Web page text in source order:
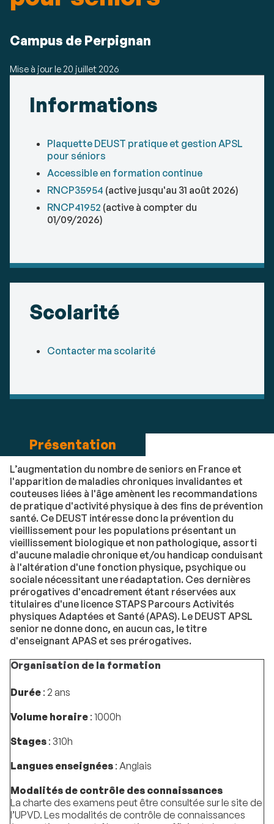
Résumé
Campus de Perpignan
Mise à jour le 20 juillet 2026
Détails
Informations
Plaquette DEUST pratique et gestion APSL
pour séniors
Accessible en formation continue
RNCP35954 (active jusqu'au 31 août 2026)
RNCP41952 (active à compter du
01/09/2026)
Scolarité
Contacter ma scolarité
Présentation
L’augmentation du nombre de seniors en France et
l'apparition de maladies chroniques invalidantes et
couteuses liées à l'âge amènent les recommandations
de pratique d'activité physique à des fins de prévention
santé. Ce DEUST intéresse donc la prévention du
vieillissement pour les populations présentant un
vieillissement biologique et non pathologique, assorti
d'aucune maladie chronique et/ou handicap conduisant
à l'altération d'une fonction physique, psychique ou
sociale nécessitant une réadaptation. Ces dernières
prérogatives d'encadrement étant réservées aux
titulaires d'une licence STAPS Parcours Activités
physiques Adaptées et Santé (APAS). Le DEUST APSL
senior ne donne donc, en aucun cas, le titre
d'enseignant APAS et ses prérogatives.
Organisation de la formation
Durée : 2 ans
Volume horaire : 1000h
Stages : 310h
Langues enseignées : Anglais
Modalités de contrôle des connaissances
La charte des examens peut être consultée sur le site de
l’UPVD. Les modalités de contrôle de connaissances